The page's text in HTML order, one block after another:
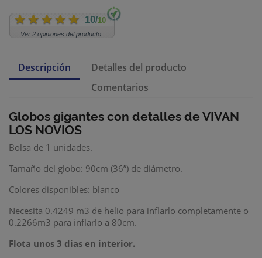
10/10
Ver 2 opiniones del producto...
Descripción
Detalles del producto
Comentarios
Globos gigantes con detalles de VIVAN
LOS NOVIOS
Bolsa de 1 unidades.
Tamaño del globo: 90cm (36”) de diámetro.
Colores disponibles: blanco
Necesita 0.4249 m3 de helio para inflarlo completamente o
0.2266m3 para inflarlo a 80cm.
Flota unos 3 dias en interior.